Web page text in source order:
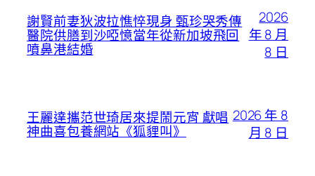
謝賢前妻狄波拉憔悴現身 甄珍哭秀傳
醫院供膳到沙啞憶當年從新加坡飛回
噴鼻港結婚
2026
年 8 月
8 日
王麗達攜范世琦居來提鬧元宵 獻唱
神曲喜包養網站《狐貍叫》
2026 年 8
月 8 日